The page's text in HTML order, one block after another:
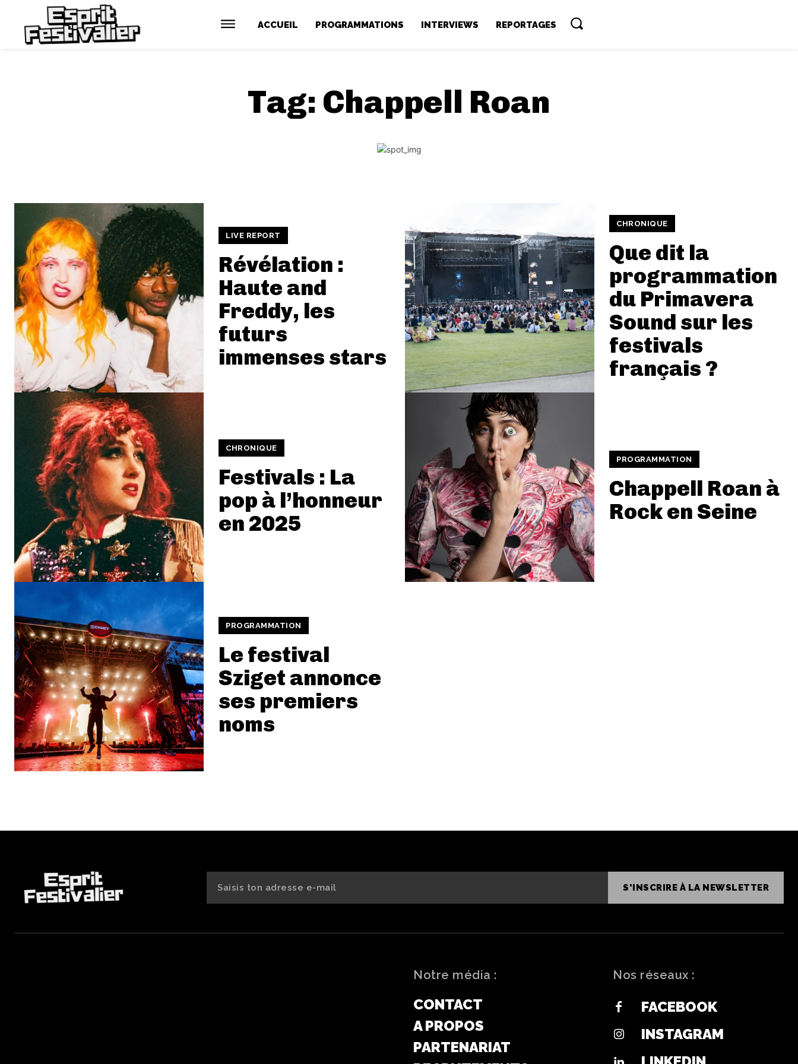
ACCUEIL PROGRAMMATIONS INTERVIEWS REPORTAGES
Tag: Chappell Roan
LIVE REPORT
Révélation :
Haute and
Freddy, les
futurs
immenses stars
CHRONIQUE
Que dit la
programmation
du Primavera
Sound sur les
festivals
français ?
CHRONIQUE
Festivals : La
pop à l’honneur
en 2025
PROGRAMMATION
Chappell Roan à
Rock en Seine
PROGRAMMATION
Le festival
Sziget annonce
ses premiers
noms
S'INSCRIRE À LA NEWSLETTER
Notre média :
CONTACT
A PROPOS
PARTENARIAT
Nos réseaux :
FACEBOOK
INSTAGRAM